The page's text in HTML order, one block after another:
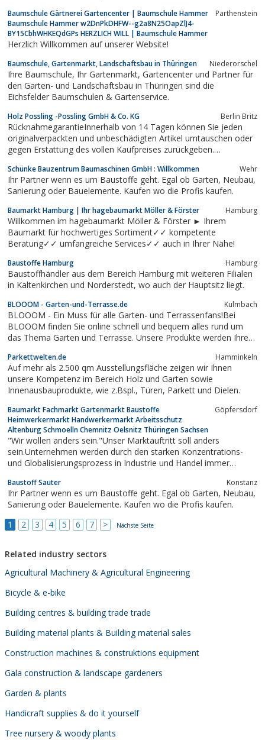
Baumschule Gärtnerei Gartencenter | Baumschule Hammer
Baumschule Hammer w2DnPkDHFW--g2a8N25OapZlJ4-
BY15CbhWHKEQdGPs HERZLICH WILL | Baumschule Hammer
Parthenstein
Herzlich Willkommen auf unserer Website!
Baumschule, Gartenmarkt, Landschaftsbau in Thüringen Niederorschel
Ihre Baumschule, Ihr Gartenmarkt, Gartencenter und Partner für
den Garten- und Landschaftsbau in Thüringen sind die
Eichsfelder Baumschulen & Gartenservice.
Holz Possling -Possling GmbH & Co. KG Berlin Britz
RücknahmegarantieInnerhalb von 14 Tagen können Sie jeden
originalverpackten und unbeschädigten Artikel umtauschen oder
gegen Erstattung des vollen Kaufpreises zurückgeben.
ausgenommen sind Artikel zweiter Wahl, Sonderbestellungen,
Zuschnittware sowie geöffnete Pakete oder...
Schünke Bauzentrum Baumaschinen GmbH : Willkommen Wehr
Ihr Partner wenn es um Baustoffe geht. Egal ob Garten, Neubau,
Sanierung oder Bauelemente. Kaufen wo die Profis kaufen.
Baumarkt Hamburg | Ihr hagebaumarkt Möller & Förster Hamburg
Willkommen im hagebaumarkt Möller & Förster ► Ihrem
Baumarkt für hochwertiges Sortiment✓✓ kompetente
Beratung✓✓ umfangreiche Services✓✓ auch in Ihrer Nähe!
Baustoffe Hamburg Hamburg
Baustoffhändler aus dem Bereich Hamburg mit weiteren Filialen
in Kaltenkirchen und Norderstedt, wo auch der Hauptsitz liegt.
BLOOOM - Garten-und-Terrasse.de Kulmbach
BLOOOM - Ein Muss für alle Garten- und Terrassenfans!Bei
BLOOOM finden Sie online schnell und bequem alles rund um
das Thema Garten und Terrasse. Unsere Produkte werden Ihren
vorbei – BLOOOM hat ständig wechselnde Aktionen und
Sonderangebote. Top Qualität zu günstigen...
Parkettwelten.de Hamminkeln
Auf mehr als 2.500 qm Ausstellungsfläche zeigen wir Ihnen
unsere Kompetenz im Bereich Holz und Garten sowie
Innenausbauprodukte, wie z.Bspl., Türen, Parkett und Dielen.
Baumarkt Fachmarkt Gartenmarkt Baustoffe
Heimwerkermarkt Handwerkermarkt Arbeitsschutz
Altenburg Schmoelln Chemnitz Oelsnitz Thüringen Sachsen
Göpfersdorf
"Wir wollen anders sein."Unser Marktauftritt soll anders
sein.Unternehmen werden durch den starken Konzentrations-
und Globalisierungsprozess in Industrie und Handel immer
sind häufig die einzigen Unterscheidungsmerkmale zwischen
Unternehmen im Wettbewerb....
Baustoff Sauter Konstanz
Ihr Partner wenn es um Baustoffe geht. Egal ob Garten, Neubau,
Sanierung oder Bauelemente. Kaufen wo die Profis kaufen.
1
2 3 4 5 6 7 > Nächste Seite
Related industry sectors
Agricultural Machinery & Agricultural Engineering
Bicycle & e-bike
Building centres & building trade trade
Building material plants & Building material sales
Construction machines & construktions equipment
Gala construction & landscape gardeners
Garden & plants
Handicraft supplies & do it yourself
Tree nursery & woody plants